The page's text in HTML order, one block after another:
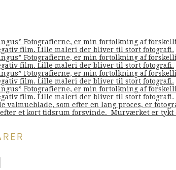
Fotografierne, er min fortolkning af
film. Lille maleri der bliver til stort fotografi.
Fotografierne, er min fortolkning af
film. Lille maleri der bliver til stort fotografi.
Fotografierne, er min fortolkning af
film. Lille maleri der bliver til stort fotografi.
Fotografierne, er min fortolkning af
film. Lille maleri der bliver til stort fotografi.
valmueblade, som efter en lang proces, er
et kort tidsrum forsvinde. Murværket er